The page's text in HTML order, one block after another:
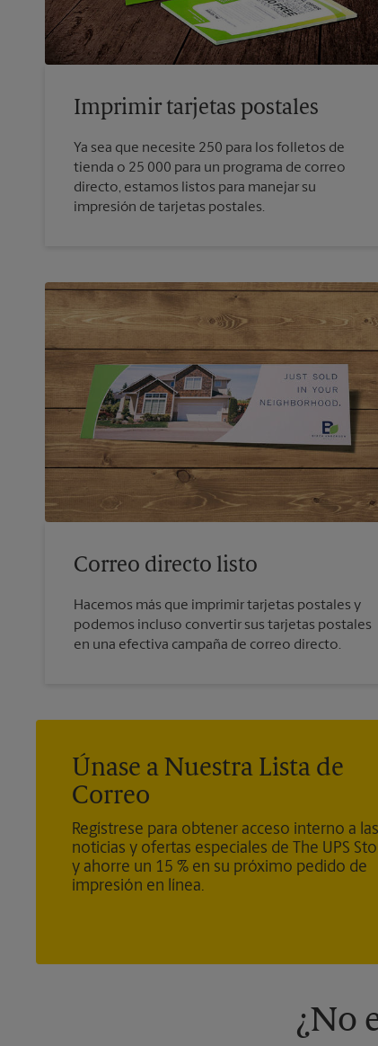
Imprimir tarjetas postales
Ya sea que necesite 250 para los folletos de
tienda o 25 000 para un programa de correo
directo, estamos listos para manejar su
impresión de tarjetas postales.
Correo directo listo
Hacemos más que imprimir tarjetas postales y
podemos incluso convertir sus tarjetas postales
en una efectiva campaña de correo directo.
Únase a Nuestra Lista de
Correo
Regístrese para obtener acceso interno a las
noticias y ofertas especiales de The UPS
y ahorre un 15 % en su próximo pedido de
impresión en línea.
¿No